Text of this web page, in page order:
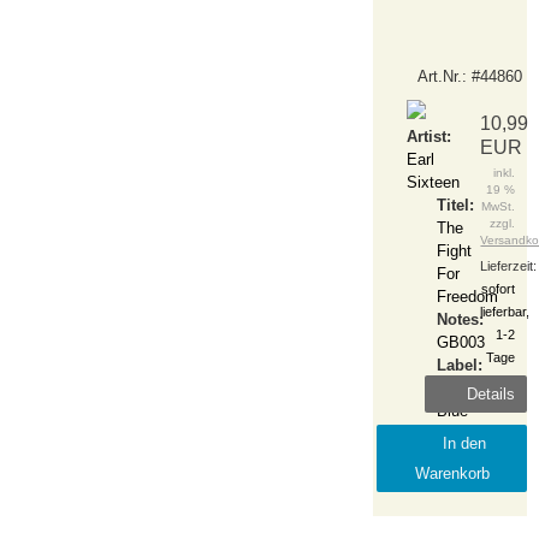
Art.Nr.: #44860
Artist:
Earl
Sixteen
Titel:
The
Fight
For
Freedom
Notes:
GB003
Label:
Gaffa
Blue
Release:
November
10,99
EUR
inkl.
19 %
MwSt.
zzgl.
Lieferzeit:
sofort
lieferbar,
1-2
Tage
Details
In den
Warenkorb